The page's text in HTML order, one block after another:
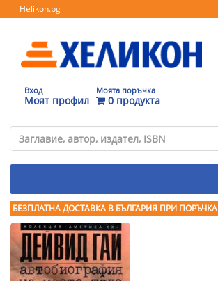
Helikon.bg
Вход
Моят профил
Моята поръчка
0 продукта
БЕЗПЛАТНА ДОСТАВКА В БЪЛГАРИЯ ПРИ ПОРЪЧКА